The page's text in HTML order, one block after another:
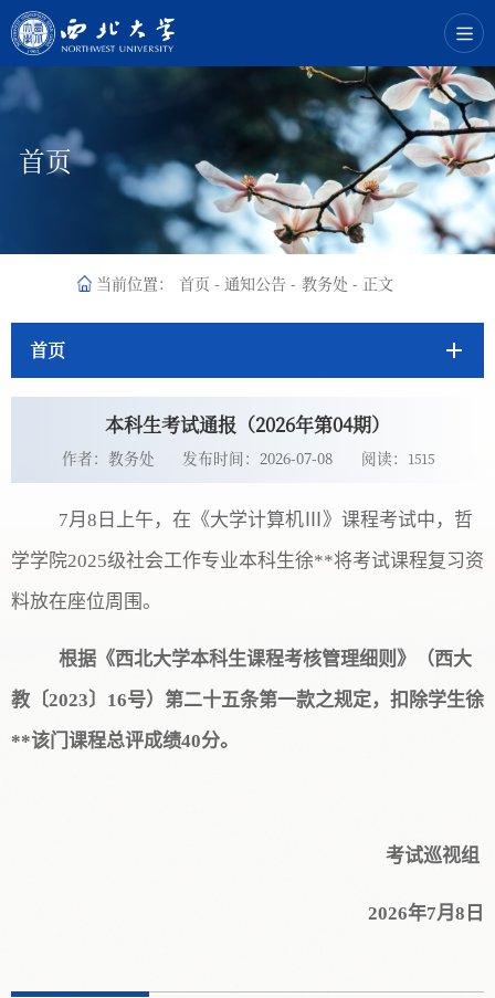
首页
当前位置： 首页 - 通知公告 - 教务处 - 正文
首页
本科生考试通报（2026年第04期）
作者：教务处 发布时间：2026-07-08 阅读： 1515
7月 8 日上午，在《大学计算机 》课程考试中， 哲
学学院2025级社会工作专业本科生徐**将考试课程复习资
料放在座位周围。
根据《西北大学本科生课程考核管理细则》（西大
教〔2023〕 16号）第二十五条第一款之规定， 扣除学生徐
**该门课程总评成绩40分。
考试巡视组
2026年7月 8 日